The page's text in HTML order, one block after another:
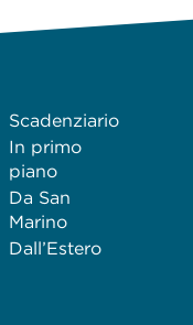
Scadenziario
In primo
piano
Da San
Marino
Dall’Estero